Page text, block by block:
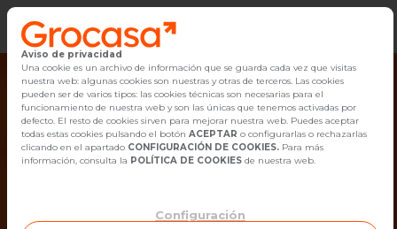
Vender
Buscar Inmuebles
Alquiler
Empleo
Aviso de privacidad
Una cookie es un archivo de información que se guarda cada vez que visitas
nuestra web: algunas cookies son nuestras y otras de terceros. Las cookies
pueden ser de varios tipos: las cookies técnicas son necesarias para el
funcionamiento de nuestra web y son las únicas que tenemos activadas por
defecto. El resto de cookies sirven para mejorar nuestra web. Puedes aceptar
todas estas cookies pulsando el botón ACEPTAR o configurarlas o rechazarlas
clicando en el apartado CONFIGURACIÓN DE COOKIES. Para más
información, consulta la POLÍTICA DE COOKIES de nuestra web.
Configuración